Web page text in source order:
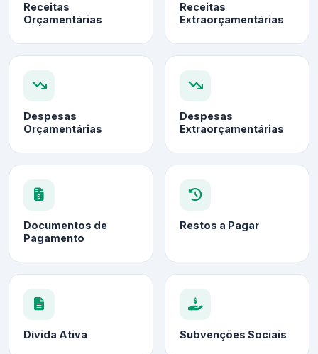
Receitas
Orçamentárias
Receitas
Extraorçamentárias
Despesas
Orçamentárias
Despesas
Extraorçamentárias
Documentos de
Pagamento
Restos a Pagar
Dívida Ativa Subvenções Sociais